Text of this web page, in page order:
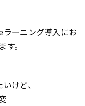
ラーニング導入にお
。
けど、